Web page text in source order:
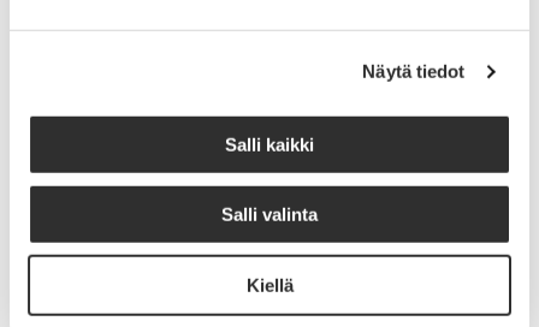
Näytä tiedot
Salli kaikki
Salli valinta
Kiellä